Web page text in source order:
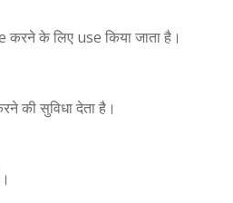
के लिए use किया जाता है।
की सुविधा देता है।